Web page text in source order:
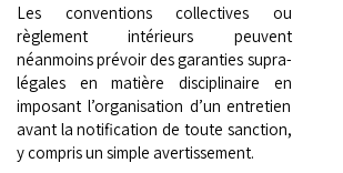
Les conventions collectives ou
règlement intérieurs peuvent
néanmoins prévoir des garanties supra-
légales en matière disciplinaire en
imposant l’organisation d’un entretien
avant la notification de toute sanction,
y compris un simple avertissement.